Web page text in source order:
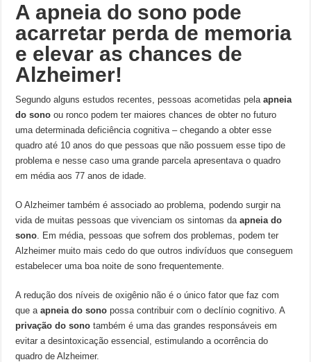
A apneia do sono pode
acarretar perda de memoria
e elevar as chances de
Alzheimer!
Segundo alguns estudos recentes, pessoas acometidas pelaapneia
do sono ou ronco podem ter maiores chances de obter no futuro
uma determinada deficiência cognitiva – chegando a obter esse
quadro até 10 anos do que pessoas que não possuem esse tipo de
problema e nesse caso uma grande parcela apresentava o quadro
em média aos 77 anos de idade.
O Alzheimer também é associado ao problema, podendo surgir na
vida de muitas pessoas que vivenciam os sintomas daapneia do
sono. Em média, pessoas que sofrem dos problemas, podem ter
Alzheimer muito mais cedo do que outros indivíduos que conseguem
estabelecer uma boa noite de sono frequentemente.
A redução dos níveis de oxigênio não é o único fator que faz com
que aapneia do sono possa contribuir com o declínio cognitivo. A
privação do sono também é uma das grandes responsáveis em
evitar a desintoxicação essencial, estimulando a ocorrência do
quadro de Alzheimer.